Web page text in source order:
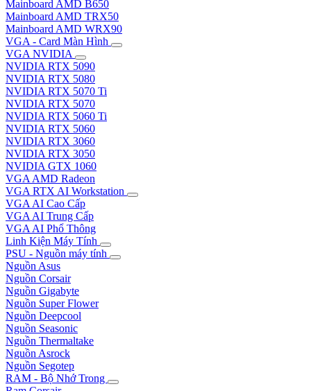
Mainboard AMD B650
Mainboard AMD TRX50
Mainboard AMD WRX90
VGA - Card Màn Hình
VGA NVIDIA
NVIDIA RTX 5090
NVIDIA RTX 5080
NVIDIA RTX 5070 Ti
NVIDIA RTX 5070
NVIDIA RTX 5060 Ti
NVIDIA RTX 5060
NVIDIA RTX 3060
NVIDIA RTX 3050
NVIDIA GTX 1060
VGA AMD Radeon
VGA RTX AI Workstation
VGA AI Cao Cấp
VGA AI Trung Cấp
VGA AI Phổ Thông
Linh Kiện Máy Tính
PSU - Nguồn máy tính
Nguồn Asus
Nguồn Corsair
Nguồn Gigabyte
Nguồn Super Flower
Nguồn Deepcool
Nguồn Seasonic
Nguồn Thermaltake
Nguồn Asrock
Nguồn Segotep
RAM - Bộ Nhớ Trong